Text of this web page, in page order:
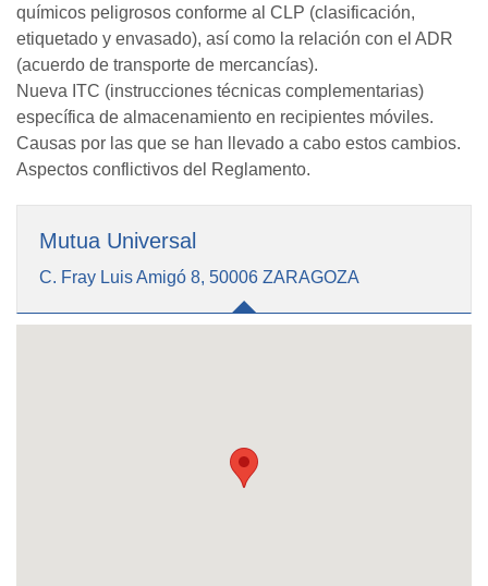
químicos peligrosos conforme al CLP (clasificación,
etiquetado y envasado), así como la relación con el ADR
(acuerdo de transporte de mercancías).
Nueva ITC (instrucciones técnicas complementarias)
específica de almacenamiento en recipientes móviles.
Causas por las que se han llevado a cabo estos cambios.
Aspectos conflictivos del Reglamento.
Mutua Universal
C. Fray Luis Amigó 8, 50006 ZARAGOZA